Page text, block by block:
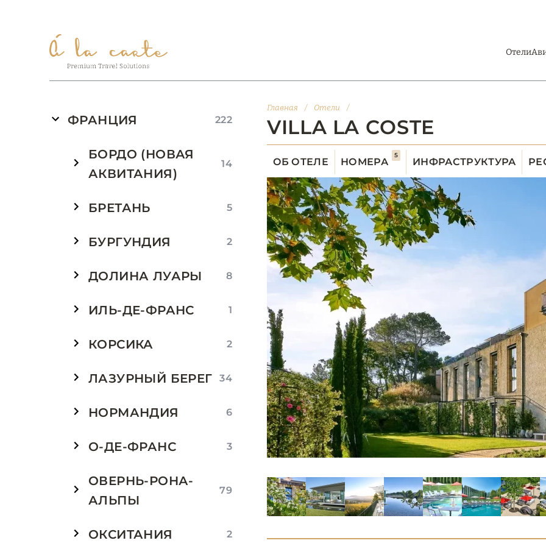
Отели
ФРАНЦИЯ 222
БОРДО (НОВАЯ
АКВИТАНИЯ)
14
БРЕТАНЬ 5
БУРГУНДИЯ 2
ДОЛИНА ЛУАРЫ 8
ИЛЬ-ДЕ-ФРАНС 1
КОРСИКА 2
ЛАЗУРНЫЙ БЕРЕГ 34
НОРМАНДИЯ 6
О-ДЕ-ФРАНС 3
ОВЕРНЬ-РОНА-
АЛЬПЫ
79
ОКСИТАНИЯ 2
Главная / Отели /
VILLA LA COSTE
ОБ ОТЕЛЕ НОМЕРА
5
ИНФРАСТРУКТУРА